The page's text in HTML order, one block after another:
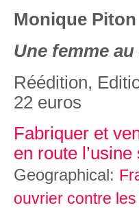
Monique Piton
Une femme
Réédition,
22 euros
Fabriquer et
en route
Geographical:
ouvrier contre